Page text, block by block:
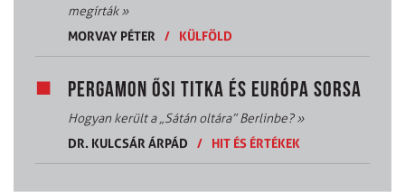
megírták»
MORVAY PÉTER
/ KÜLFÖLD
PERGAMON ŐSI TITKA ÉS EURÓPA SORSA
Hogyan került a „Sátán oltára” Berlinbe?»
DR. KULCSÁR ÁRPÁD
/ HIT ÉS ÉRTÉKEK